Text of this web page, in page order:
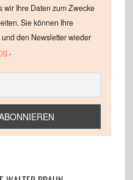
wir Ihre Daten zum Zwecke
Sie können Ihre
den Newsletter wieder
.